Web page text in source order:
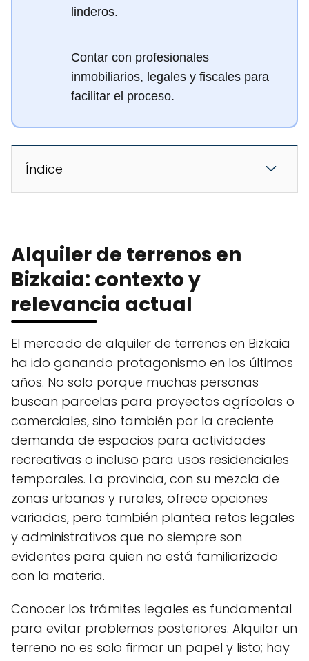
linderos.
Contar con profesionales
inmobiliarios, legales y fiscales para
facilitar el proceso.
Índice
Alquiler de terrenos en
Bizkaia: contexto y
relevancia actual
El mercado de alquiler de terrenos en Bizkaia
ha ido ganando protagonismo en los últimos
años. No solo porque muchas personas
buscan parcelas para proyectos agrícolas o
comerciales, sino también por la creciente
demanda de espacios para actividades
recreativas o incluso para usos residenciales
temporales. La provincia, con su mezcla de
zonas urbanas y rurales, ofrece opciones
variadas, pero también plantea retos legales
y administrativos que no siempre son
evidentes para quien no está familiarizado
con la materia.
Conocer los trámites legales es fundamental
para evitar problemas posteriores. Alquilar un
terreno no es solo firmar un papel y listo; hay